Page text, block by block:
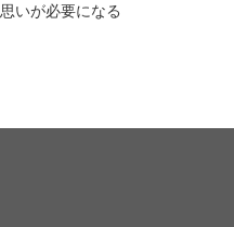
思いが必要になる